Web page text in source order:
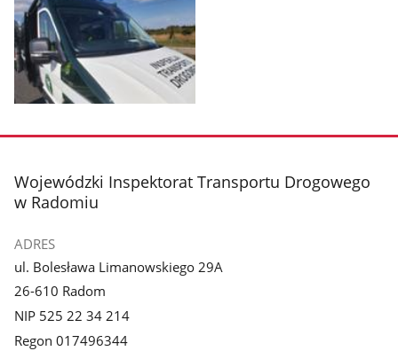
zdjęcie
galerii.
stopka
Wojewódzki Inspektorat Transportu Drogowego
w Radomiu
ADRES
ul. Bolesława Limanowskiego 29A
26-610 Radom
NIP 525 22 34 214
Regon 017496344